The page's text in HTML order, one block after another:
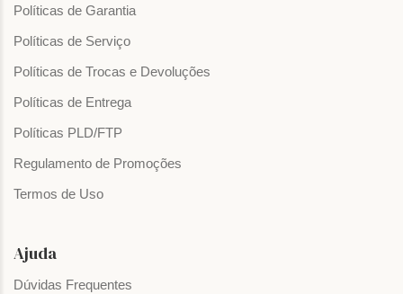
Políticas de Garantia
Políticas de Serviço
Políticas de Trocas e Devoluções
Políticas de Entrega
Políticas PLD/FTP
Regulamento de Promoções
Termos de Uso
Ajuda
Dúvidas Frequentes